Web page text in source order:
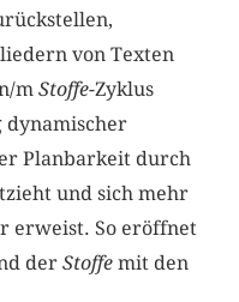
von Texten
mStoffe-Zyklus
dynamischer
Planbarkeit durch
und sich mehr
erweist. So eröffnet
derStoffe mit den